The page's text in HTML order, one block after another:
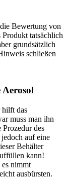
Bewertung von
tatsächlich
grundsätzlich
schließen
Aerosol
hilft das
muss man ihn
des
auf eine
Behälter
kann!
nimmt
ausbürsten.